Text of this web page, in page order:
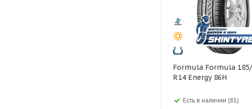
Formula Formula 185/65
R14 Energy 86H
Есть в наличии (81)